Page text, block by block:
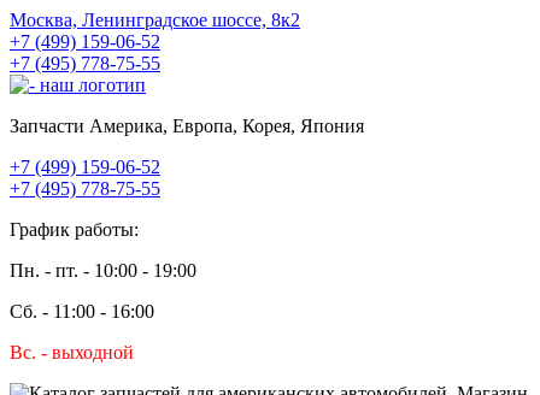
Москва, Ленинградское шоссе, 8к2
+7 (499) 159-06-52
+7 (495) 778-75-55
Запчасти Америка, Европа, Корея, Япония
+7 (499) 159-06-52
+7 (495) 778-75-55
График работы:
Пн. - пт. - 10:00 - 19:00
Сб. - 11:00 - 16:00
Вс. - выходной